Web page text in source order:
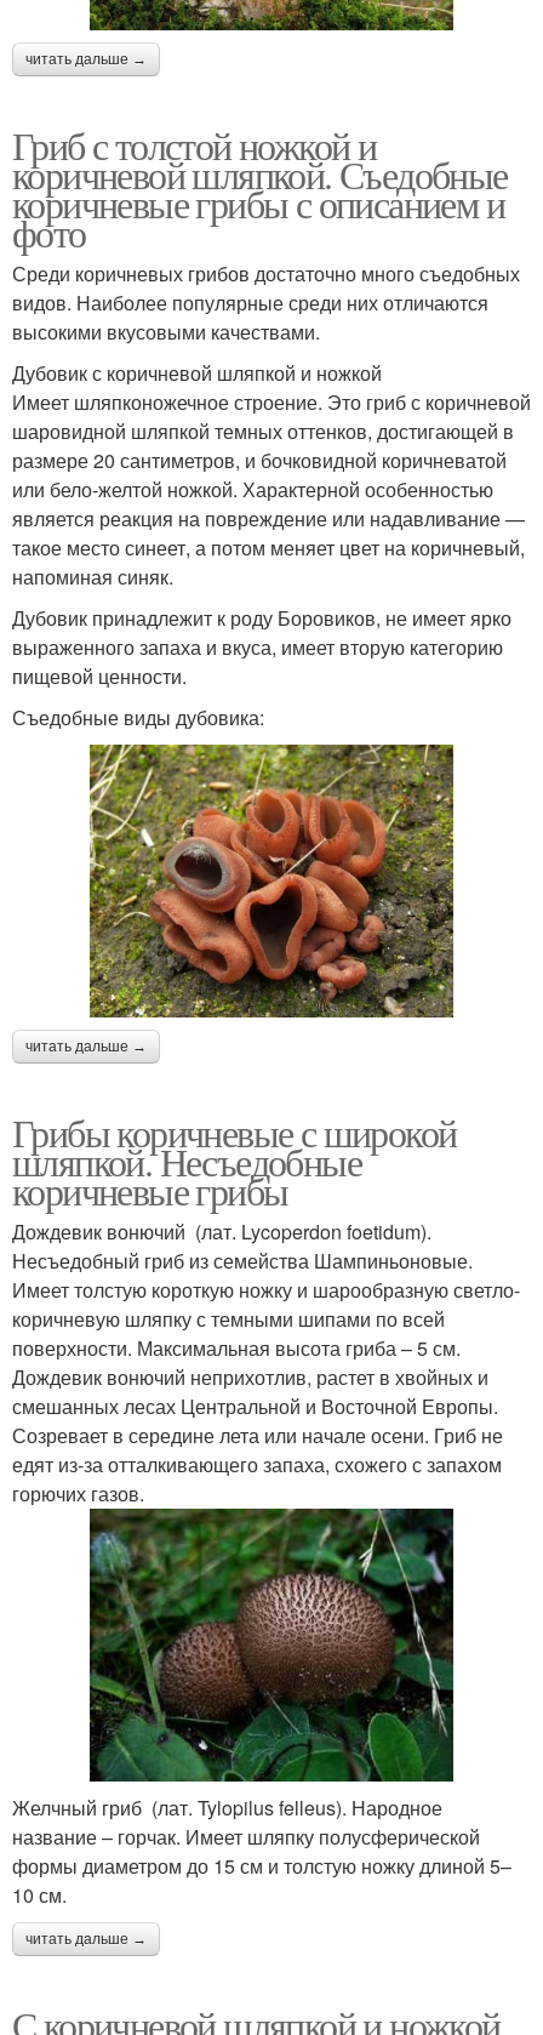
читать дальше →
Гриб с толстой ножкой и
коричневой шляпкой. Съедобные
коричневые грибы с описанием и
фото
Среди коричневых грибов достаточно много съедобных
видов. Наиболее популярные среди них отличаются
высокими вкусовыми качествами.
Дубовик с коричневой шляпкой и ножкой
Имеет шляпконожечное строение. Это гриб с коричневой
шаровидной шляпкой темных оттенков, достигающей в
размере 20 сантиметров, и бочковидной коричневатой
или бело-желтой ножкой. Характерной особенностью
является реакция на повреждение или надавливание —
такое место синеет, а потом меняет цвет на коричневый,
напоминая синяк.
Дубовик принадлежит к роду Боровиков, не имеет ярко
выраженного запаха и вкуса, имеет вторую категорию
пищевой ценности.
Съедобные виды дубовика:
читать дальше →
Грибы коричневые с широкой
шляпкой. Несъедобные
коричневые грибы
Дождевик вонючий (лат. Lycoperdon foetidum).
Несъедобный гриб из семейства Шампиньоновые.
Имеет толстую короткую ножку и шарообразную светло-
коричневую шляпку с темными шипами по всей
поверхности. Максимальная высота гриба – 5 см.
Дождевик вонючий неприхотлив, растет в хвойных и
смешанных лесах Центральной и Восточной Европы.
Созревает в середине лета или начале осени. Гриб не
едят из-за отталкивающего запаха, схожего с запахом
горючих газов.
Желчный гриб (лат. Tylopilus felleus). Народное
название – горчак. Имеет шляпку полусферической
формы диаметром до 15 см и толстую ножку длиной 5–
10 см.
читать дальше →